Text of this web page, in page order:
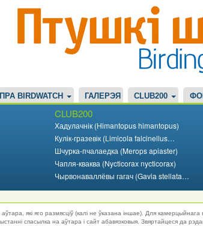
BIRDWATCH ГАЛЕРЭЯ CLUB200
CLUB200
Хадулачнік (Himantopus himantopus)
Кулік-гразевік (Limicola falcinellus…
Шчурка-пчалаедка (Merops apiaster)
Чапля-кваква (Nycticorax nycticorax)
Чырвонаваллёвы гагач (Gavia stellata…
які яго размясціў (калі не ўказана іншае). Для
спасылка на аўтара і сайт абавязковыя. Звяртайцеся да